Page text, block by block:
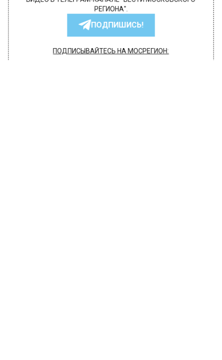
ВИДЕО В ТЕЛЕГРАМ-КАНАЛЕ "ВЕСТИ МОСКОВСКОГО
РЕГИОНА".
ПОДПИШИСЬ!